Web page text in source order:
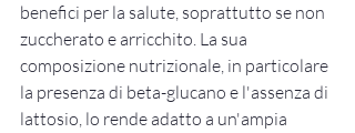
benefici per la salute, soprattutto se non
zuccherato e arricchito. La sua
composizione nutrizionale, in particolare
la presenza di beta-glucano e l'assenza di
lattosio, lo rende adatto a un'ampia